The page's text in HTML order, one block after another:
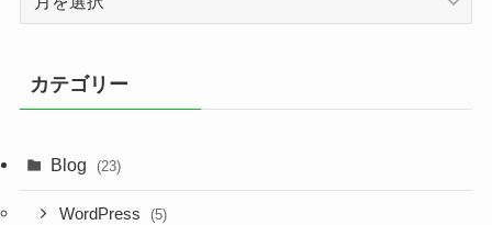
ブ
カテゴリー
Blog (23)
WordPress (5)